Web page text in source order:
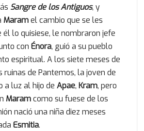
Sangre de los Antiguos, y
Maramel cambio que se les
él lo quisiese, le nombraron jefe
con Énora, guió a su pueblo
espiritual. A los siete meses de
ruinas de Pantemos, la joven de
a luz al hijo de Apae, Kram, pero
Maramcomo su fuese de los
nació una niña diez meses
Esmitia.